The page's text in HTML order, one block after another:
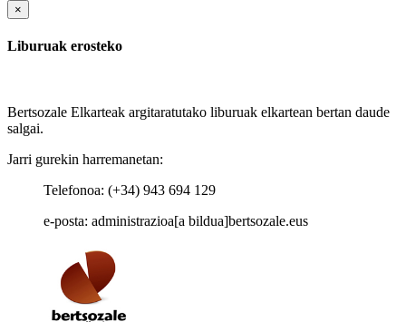
×
Liburuak erosteko
Bertsozale Elkarteak argitaratutako liburuak elkartean bertan daude
salgai.
Jarri gurekin harremanetan:
Telefonoa: (+34) 943 694 129
e-posta: administrazioa[a bildua]bertsozale.eus